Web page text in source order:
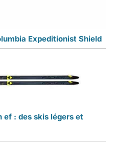
Expeditionist Shield
: des skis légers et